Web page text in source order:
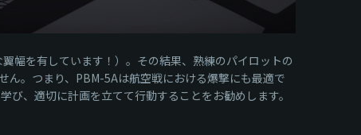
幅を有しています！）。その結果、熟練のパイロットの
。つまり、PBM-5Aは航空戦における爆撃にも最適で
、適切に計画を立てて行動することをお勧めします。